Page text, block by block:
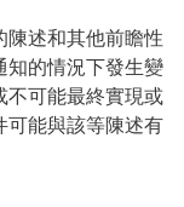
陳述和其他前瞻性
知的情況下發生變
不可能最終實現或
可能與該等陳述有